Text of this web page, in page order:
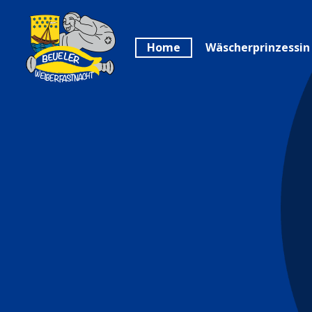
Home Wäscherprinzessin